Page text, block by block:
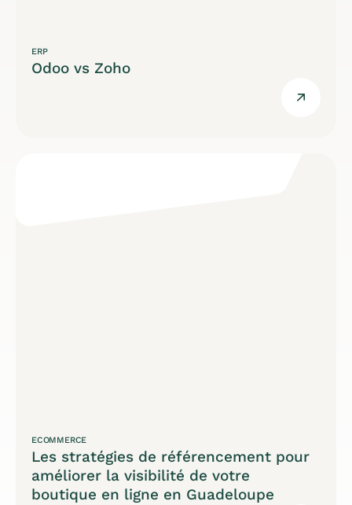
ERP
Odoo vs Zoho
ECOMMERCE
Les stratégies de référencement pour
améliorer la visibilité de votre
boutique en ligne en Guadeloupe